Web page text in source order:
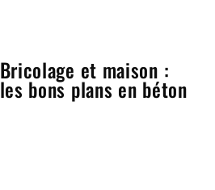
Bricolage et maison :
les bons plans en béton